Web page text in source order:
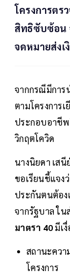
โครงการต
สิทธิซับซ้อน
จดหมายส่งเ
จากกรณีมีการ
ตามโครงการ
ประกอบอาชีพ
วิกฤตโควิด
นางนิยดา เส
ขอเรียนชี้แจง
ประกันตนต้อง
จากรัฐบาล ใน
มาตรา 40 มีเ
สถานะคว
โครงการ